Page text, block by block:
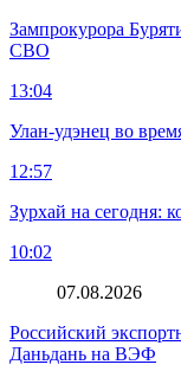
Зампрокурора
СВО
13:04
Улан-удэнец во
12:57
Зурхай на сегодня:
10:02
07.08.2026
Российский
Даньдань на ВЭФ